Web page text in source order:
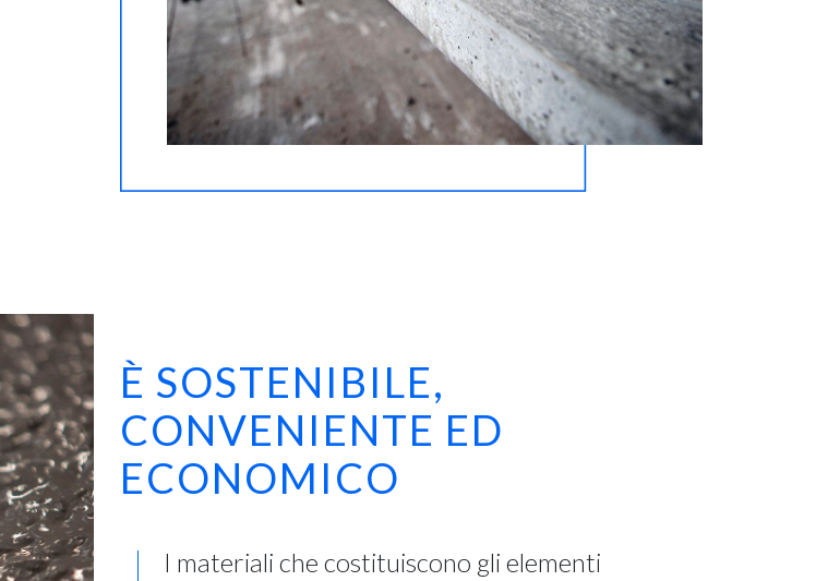
È SOSTENIBILE,
CONVENIENTE ED
ECONOMICO
I materiali che costituiscono gli elementi